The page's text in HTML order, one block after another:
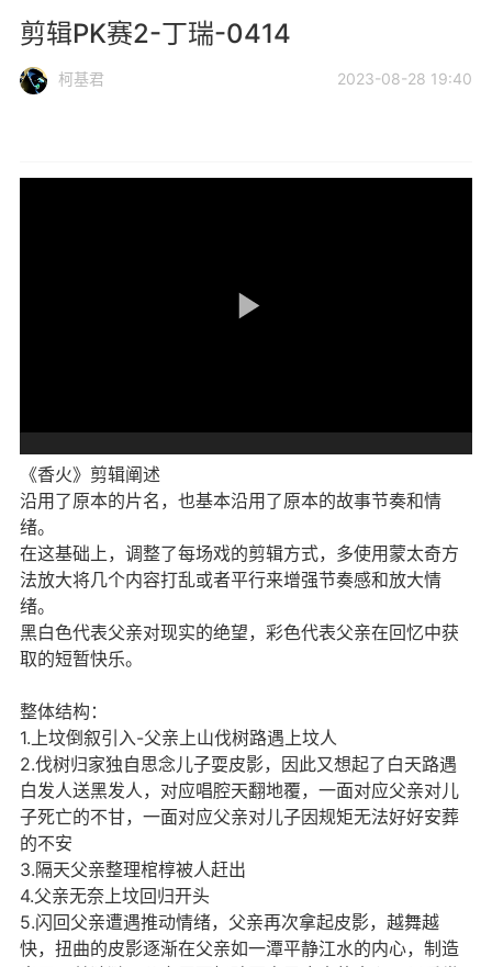
剪辑PK赛2-丁瑞-0414
柯基君 2023-08-28 19:40
《香火》剪辑阐述
沿用了原本的片名，也基本沿用了原本的故事节奏和情
绪。
在这基础上，调整了每场戏的剪辑方式，多使用蒙太奇方
法放大将几个内容打乱或者平行来增强节奏感和放大情
绪。
黑白色代表父亲对现实的绝望，彩色代表父亲在回忆中获
取的短暂快乐。
整体结构：
1.上坟倒叙引入-父亲上山伐树路遇上坟人
2.伐树归家独自思念儿子耍皮影，因此又想起了白天路遇
白发人送黑发人，对应唱腔天翻地覆，一面对应父亲对儿
子死亡的不甘，一面对应父亲对儿子因规矩无法好好安葬
的不安
3.隔天父亲整理棺椁被人赶出
4.父亲无奈上坟回归开头
5.闪回父亲遭遇推动情绪，父亲再次拿起皮影，越舞越
快，扭曲的皮影逐渐在父亲如一潭平静江水的内心，制造